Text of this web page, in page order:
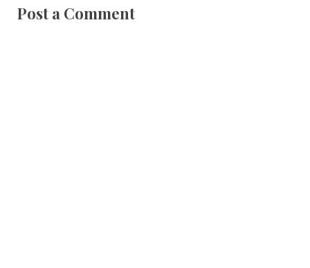
Post a Comment